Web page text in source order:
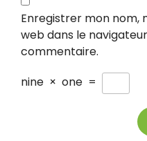
Enregistrer mon nom,
web dans le
commentaire.
nine × one =